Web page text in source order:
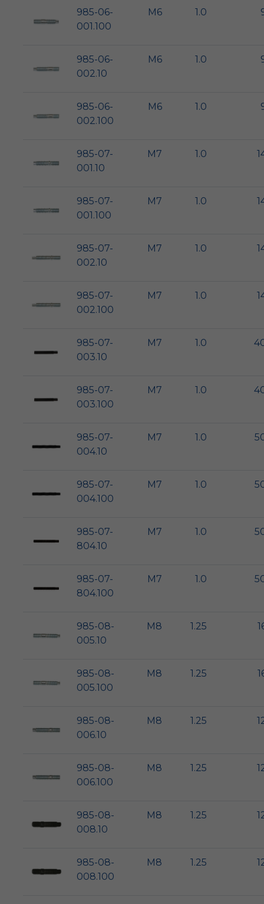
985-06-
001.100
M6 1.0
985-06-
002.10
M6 1.0
985-06-
002.100
M6 1.0
985-07-
001.10
M7 1.0
985-07-
001.100
M7 1.0
985-07-
002.10
M7 1.0
985-07-
002.100
M7 1.0
985-07-
003.10
M7 1.0
985-07-
003.100
M7 1.0
985-07-
004.10
M7 1.0
985-07-
004.100
M7 1.0
985-07-
804.10
M7 1.0
985-07-
804.100
M7 1.0
985-08-
005.10
M8 1.25
985-08-
005.100
M8 1.25
985-08-
006.10
M8 1.25
985-08-
006.100
M8 1.25
985-08-
008.10
M8 1.25
985-08-
008.100
M8 1.25